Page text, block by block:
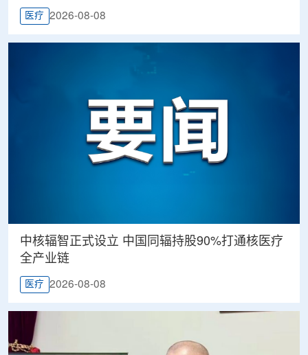
医疗 2026-08-08
中核辐智正式设立 中国同辐持股90%打通核医疗
全产业链
医疗 2026-08-08